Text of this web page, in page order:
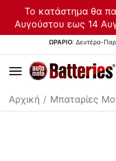
Το κατάστημα θα
Αυγούστου εως 14
ΩΡΑΡΙΟ: Δευτέρα-
Αρχική / Μπαταρίες